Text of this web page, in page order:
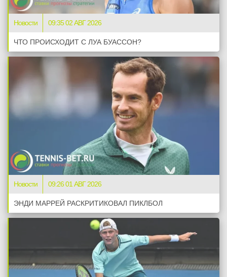
Новости 09:35 02 АВГ 2026
ЧТО ПРОИСХОДИТ С ЛУА БУАССОН?
Новости 09:26 01 АВГ 2026
ЭНДИ МАРРЕЙ РАСКРИТИКОВАЛ ПИКЛБОЛ